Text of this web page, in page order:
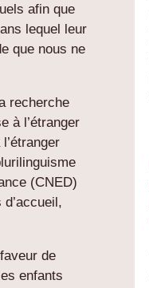
afin que
lequel leur
que nous ne
recherche
à l’étranger
(CNED)
de
enfants